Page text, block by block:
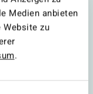
Medien anbieten
zu
.